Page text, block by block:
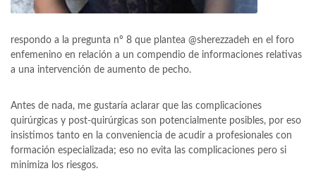
respondo a la pregunta nº 8 que plantea @sherezzadeh en el foro
enfemenino en relación a un compendio de informaciones relativas
a una intervención de aumento de pecho.
Antes de nada, me gustaría aclarar que las complicaciones
quirúrgicas y post-quirúrgicas son potencialmente posibles, por eso
insistimos tanto en la conveniencia de acudir a profesionales con
formación especializada; eso no evita las complicaciones pero si
minimiza los riesgos.